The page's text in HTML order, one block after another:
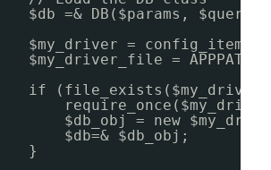
$db =& DB($params,
$my_driver =
$my_driver_file =
if
$db_obj = new
$db=& $db_obj;
}